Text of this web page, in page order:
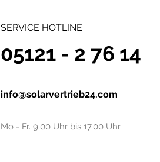
SERVICE HOTLINE
05121 - 2 76 14
info@solarvertrieb24.com
Mo - Fr. 9.00 Uhr bis 17.00 Uhr